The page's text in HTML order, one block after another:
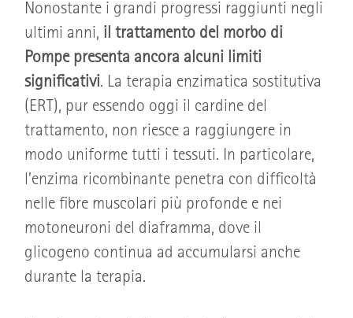
Nonostante i grandi progressi raggiunti negli
ultimi anni, il trattamento del morbo di
Pompe presenta ancora alcuni limiti
significativi. La terapia enzimatica sostitutiva
(ERT), pur essendo oggi il cardine del
trattamento, non riesce a raggiungere in
modo uniforme tutti i tessuti. In particolare,
l’enzima ricombinante penetra con difficoltà
nelle fibre muscolari più profonde e nei
motoneuroni del diaframma, dove il
glicogeno continua ad accumularsi anche
durante la terapia.